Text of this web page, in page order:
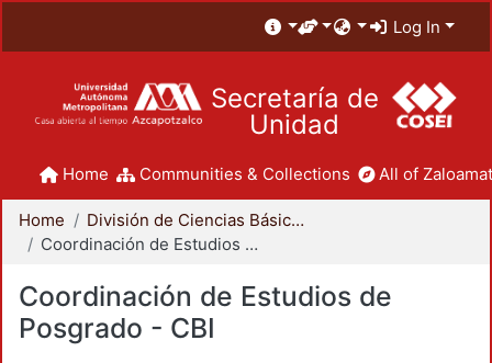
Log In
Secretaría de
Unidad
Home Communities & Collections All of
Home
División de Ciencias Básicas e Ingeniería
Coordinación de Estudios de Posgrado - CBI
Coordinación de Estudios de
Posgrado - CBI